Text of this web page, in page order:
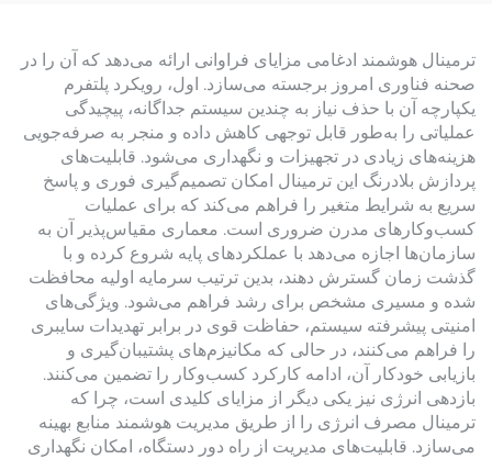
ترمینال هوشمند ادغامی مزایای فراوانی ارائه می‌دهد که آن را در
صحنه فناوری امروز برجسته می‌سازد. اول، رویکرد پلتفرم
یکپارچه آن با حذف نیاز به چندین سیستم جداگانه، پیچیدگی
عملیاتی را به‌طور قابل توجهی کاهش داده و منجر به صرفه‌جویی
هزینه‌های زیادی در تجهیزات و نگهداری می‌شود. قابلیت‌های
پردازش بلادرنگ این ترمینال امکان تصمیم‌گیری فوری و پاسخ
سریع به شرایط متغیر را فراهم می‌کند که برای عملیات
کسب‌وکارهای مدرن ضروری است. معماری مقیاس‌پذیر آن به
سازمان‌ها اجازه می‌دهد با عملکردهای پایه شروع کرده و با
گذشت زمان گسترش دهند، بدین ترتیب سرمایه اولیه محافظت
شده و مسیری مشخص برای رشد فراهم می‌شود. ویژگی‌های
امنیتی پیشرفته سیستم، حفاظت قوی در برابر تهدیدات سایبری
را فراهم می‌کنند، در حالی که مکانیزم‌های پشتیبان‌گیری و
بازیابی خودکار آن، ادامه کارکرد کسب‌وکار را تضمین می‌کنند.
بازدهی انرژی نیز یکی دیگر از مزایای کلیدی است، چرا که
ترمینال مصرف انرژی را از طریق مدیریت هوشمند منابع بهینه
می‌سازد. قابلیت‌های مدیریت از راه دور دستگاه، امکان نگهداری